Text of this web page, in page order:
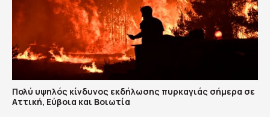
Πολύ υψηλός κίνδυνος εκδήλωσης πυρκαγιάς σήμερα σε
Αττική, Εύβοια και Βοιωτία